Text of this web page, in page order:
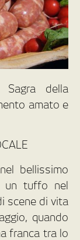
della
amato e
bellissimo
un tuffo nel
scene di vita
quando
franca tra lo